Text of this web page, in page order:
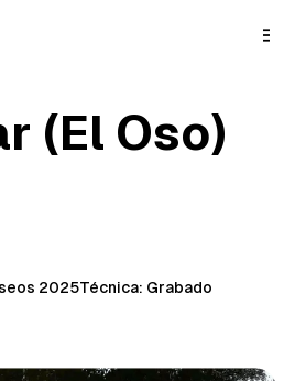
(El Oso)
2025Técnica: Grabado